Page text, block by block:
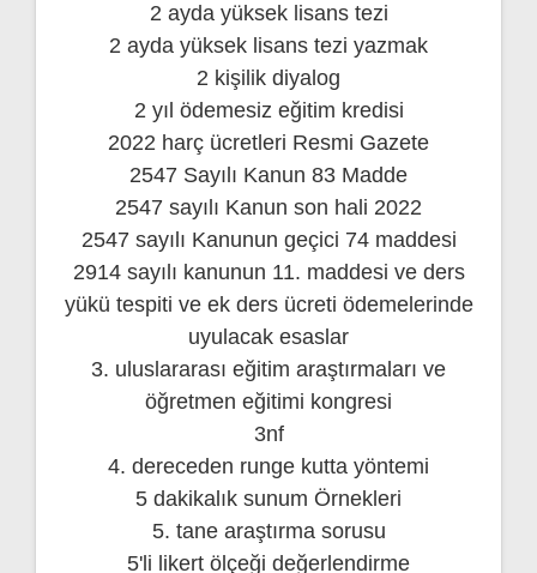
2 ayda yüksek lisans tezi
2 ayda yüksek lisans tezi yazmak
2 kişilik diyalog
2 yıl ödemesiz eğitim kredisi
2022 harç ücretleri Resmi Gazete
2547 Sayılı Kanun 83 Madde
2547 sayılı Kanun son hali 2022
2547 sayılı Kanunun geçici 74 maddesi
2914 sayılı kanunun 11. maddesi ve ders
yükü tespiti ve ek ders ücreti ödemelerinde
uyulacak esaslar
3. uluslararası eğitim araştırmaları ve
öğretmen eğitimi kongresi
3nf
4. dereceden runge kutta yöntemi
5 dakikalık sunum Örnekleri
5. tane araştırma sorusu
5'li likert ölçeği değerlendirme